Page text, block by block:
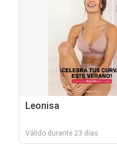
Leonisa
Válido durante 23 días